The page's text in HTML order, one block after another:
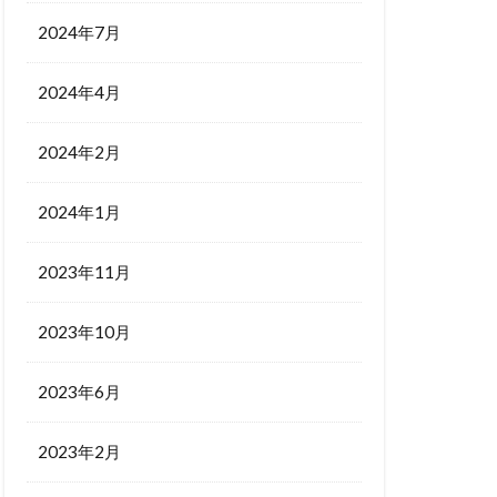
2024年7月
2024年4月
2024年2月
2024年1月
2023年11月
2023年10月
2023年6月
2023年2月